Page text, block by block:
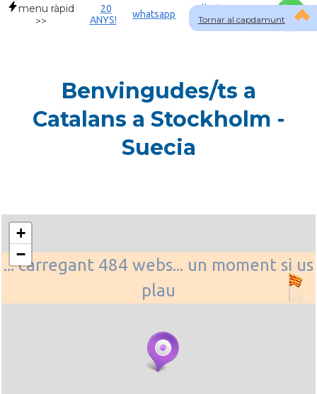
Tornar al capdamunt
menu ràpid
>>
20
ANYS!
whatsapp
Allotjament a
SWE
Benvingudes/ts a
Catalans a Stockholm -
Suecia
... carregant 484 webs... un moment si us
plau
+
−